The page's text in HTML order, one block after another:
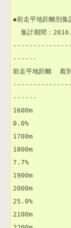
◆前走平地距離別集
------
前走平地距離
------
1600m
0.0%
1700m
1800m
7.7%
1900m
2000m
25.0%
2100m